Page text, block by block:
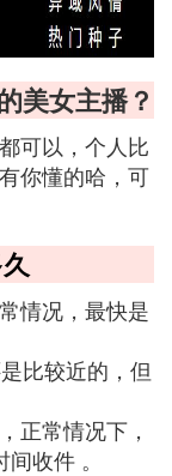
美女主播？
可以，个人比
你懂的哈，可
情况，最快是
比较近的，但
正常情况下，
收件 。